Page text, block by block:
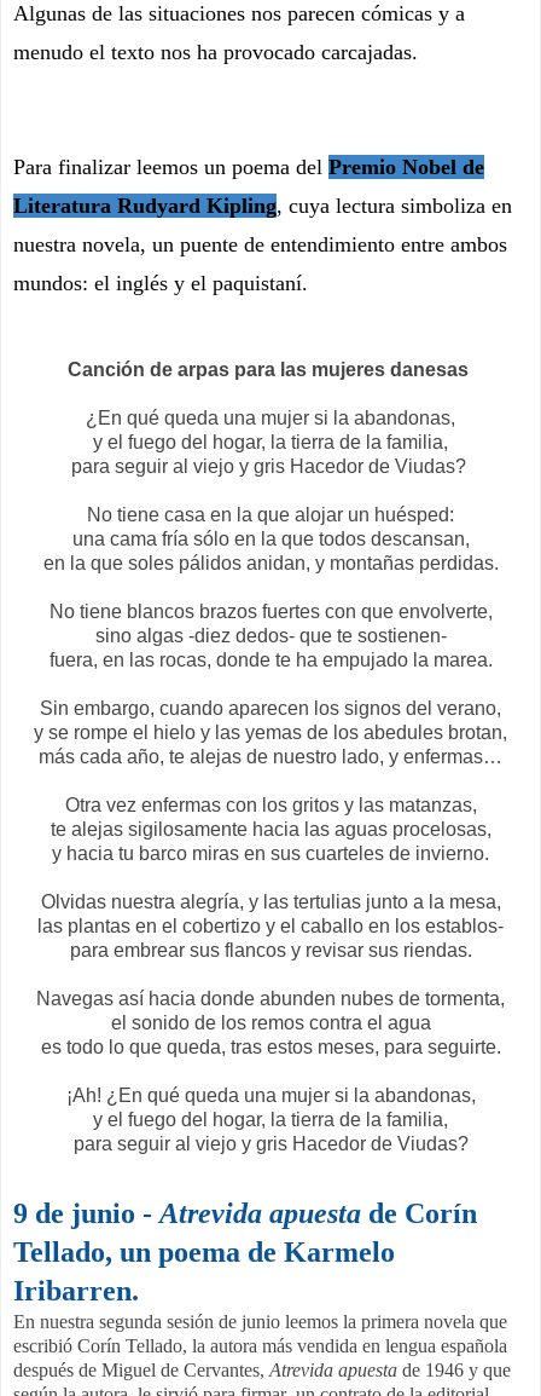
Algunas de las situaciones nos parecen cómicas y a
menudo el texto nos ha provocado carcajadas.
Para finalizar leemos un poema del Premio Nobel de
Literatura Rudyard Kipling, cuya lectura simboliza en
nuestra novela, un puente de entendimiento entre ambos
mundos: el inglés y el paquistaní.
Canción de arpas para las mujeres danesas
¿En qué queda una mujer si la abandonas,
y el fuego del hogar, la tierra de la familia,
para seguir al viejo y gris Hacedor de Viudas?
No tiene casa en la que alojar un huésped:
una cama fría sólo en la que todos descansan,
en la que soles pálidos anidan, y montañas perdidas.
No tiene blancos brazos fuertes con que envolverte,
sino algas -diez dedos- que te sostienen-
fuera, en las rocas, donde te ha empujado la marea.
Sin embargo, cuando aparecen los signos del verano,
y se rompe el hielo y las yemas de los abedules brotan,
más cada año, te alejas de nuestro lado, y enfermas…
Otra vez enfermas con los gritos y las matanzas,
te alejas sigilosamente hacia las aguas procelosas,
y hacia tu barco miras en sus cuarteles de invierno.
Olvidas nuestra alegría, y las tertulias junto a la mesa,
las plantas en el cobertizo y el caballo en los establos-
para embrear sus flancos y revisar sus riendas.
Navegas así hacia donde abunden nubes de tormenta,
el sonido de los remos contra el agua
es todo lo que queda, tras estos meses, para seguirte.
¡Ah! ¿En qué queda una mujer si la abandonas,
y el fuego del hogar, la tierra de la familia,
para seguir al viejo y gris Hacedor de Viudas?
9 de junio - Atrevida apuesta de Corín
Tellado, un poema de Karmelo
Iribarren.
En nuestra segunda sesión de junio leemos la primera novela que
escribió Corín Tellado, la autora más vendida en lengua española
después de Miguel de Cervantes, Atrevida apuesta de 1946 y que